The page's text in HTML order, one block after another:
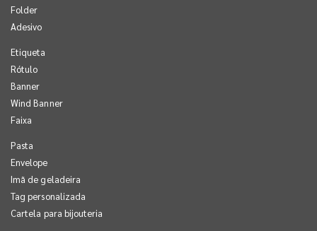
Folder
Adesivo
Etiqueta
Rótulo
Banner
Wind Banner
Faixa
Pasta
Envelope
Imã de geladeira
Tag personalizada
Cartela para bijouteria